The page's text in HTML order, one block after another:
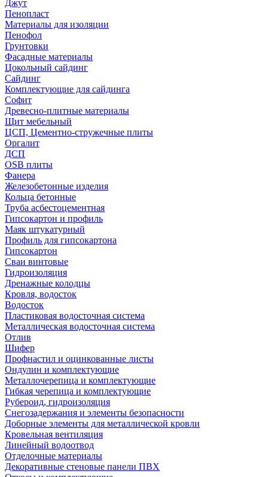
Джут
Пенопласт
Материалы для изоляции
Пенофол
Грунтовки
Фасадные материалы
Цокольный сайдинг
Сайдинг
Комплектующие для сайдинга
Софит
Древесно-плитные материалы
Щит мебельный
ЦСП, Цементно-стружечные плиты
Оргалит
ДСП
OSB плиты
Фанера
Железобетонные изделия
Кольца бетонные
Труба асбестоцементная
Гипсокартон и профиль
Маяк штукатурный
Профиль для гипсокартона
Гипсокартон
Сваи винтовые
Гидроизоляция
Дренажные колодцы
Кровля, водосток
Водосток
Пластиковая водосточная система
Металлическая водосточная система
Отлив
Шифер
Профнастил и оцинкованные листы
Ондулин и комплектующие
Металлочерепица и комплектующие
Гибкая черепица и комплектующие
Рубероид, гидроизоляция
Снегозадержания и элементы безопасности
Доборные элементы для металлической кровли
Кровельная вентиляция
Линейный водоотвод
Отделочные материалы
Декоративные стеновые панели ПВХ